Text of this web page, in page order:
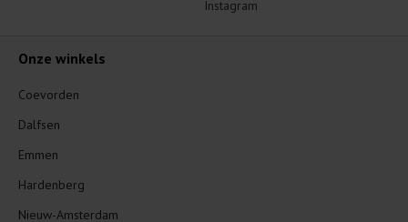
Instagram
Onze winkels
Coevorden
Dalfsen
Emmen
Hardenberg
Nieuw-Amsterdam